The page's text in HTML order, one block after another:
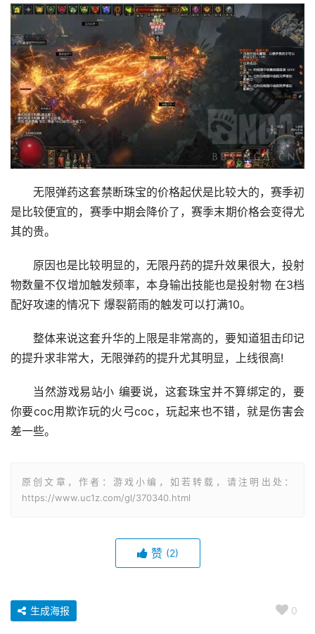
无限弹药这套禁断珠宝的价格起伏是比较大的，赛季初
是比较便宜的，赛季中期会降价了，赛季末期价格会变得尤
其的贵。
原因也是比较明显的，无限丹药的提升效果很大，投射
物数量不仅增加触发频率，本身输出技能也是投射物 在3档
配好攻速的情况下 爆裂箭雨的触发可以打满10。
整体来说这套升华的上限是非常高的，要知道狙击印记
的提升求非常大，无限弹药的提升尤其明显，上线很高!
当然游戏易站小 编要说，这套珠宝并不算绑定的，要
你要coc用欺诈玩的火弓coc，玩起来也不错，就是伤害会
差一些。
原创文章，作者：游戏小编，如若转载，请注明出处：
https://www.uc1z.com/gl/370340.html
赞 (2)
0
生成海报